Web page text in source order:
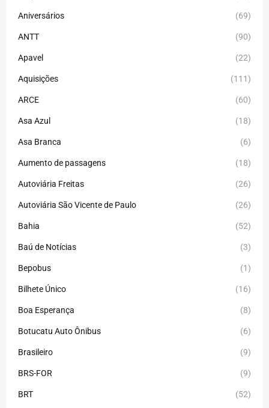
Aniversários (69)
ANTT (90)
Apavel (22)
Aquisições (111)
ARCE (60)
Asa Azul (18)
Asa Branca (6)
Aumento de passagens (18)
Autoviária Freitas (26)
Autoviária São Vicente de Paulo (26)
Bahia (52)
Baú de Notícias (3)
Bepobus (1)
Bilhete Único (16)
Boa Esperança (8)
Botucatu Auto Ônibus (6)
Brasileiro (9)
BRS-FOR (9)
BRT (52)